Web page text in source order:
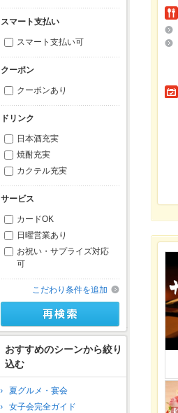
スマート支払い
スマート支払い可
クーポン
クーポンあり
ドリンク
日本酒充実
焼酎充実
カクテル充実
サービス
カードOK
日曜営業あり
お祝い・サプライズ対応
可
こだわり条件を追加
おすすめのシーンから絞り
込む
夏グルメ・宴会
女子会完全ガイド